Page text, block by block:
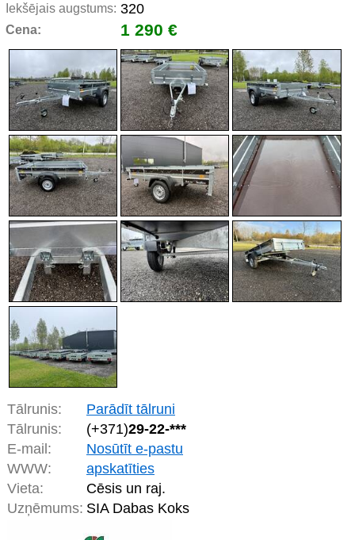
Iekšējais augstums: 320
Cena: 1 290 €
Tālrunis:
Parādīt tālruni
Tālrunis:
(+371)29-22-***
E-mail:
Nosūtīt e-pastu
WWW:
apskatīties
Vieta:
Cēsis un raj.
Uzņēmums: SIA Dabas Koks